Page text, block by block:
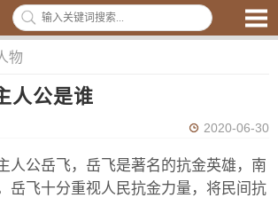
物
人公是谁
2020-06-30
人公岳飞，岳飞是著名的抗金英雄，南
岳飞十分重视人民抗金力量，将民间抗